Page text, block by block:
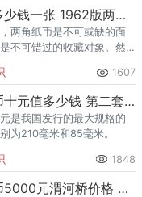
两角纸币值多少钱一张 1962版两角纸币值得收藏投资吗
两角纸币是不可或缺的面
不可错过的收藏对象。然
家忽略了。
1607
第二套人民币十元值多少钱 第二套人民币十元真假分别方法
是我国发行的最大规格的
为210毫米和85毫米。
1848
第一套人民币5000元渭河桥价格 5000元渭河桥图片